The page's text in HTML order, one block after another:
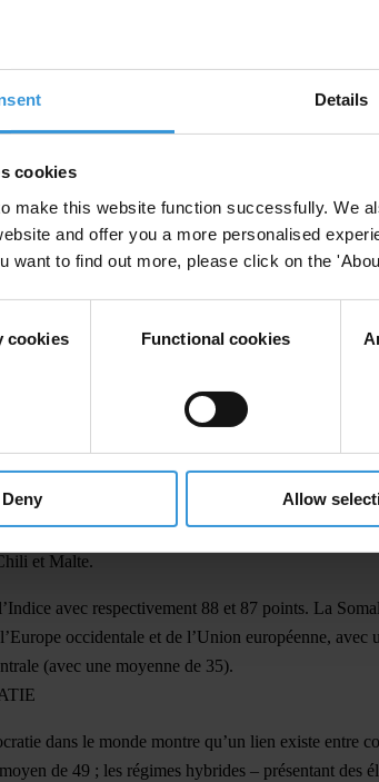
Details
cookies
make this website function successfully. We
and offer you a more personalised
want to find out more, please click on the
cookies Functional cookies
Deny Allow
(IPC) 2018, publié aujourd’hui par
dans le monde.
International : « Alors que de nombreuses
redoubler d’efforts pour renforcer les freins et
ces institutions sont faibles, moins elles sont en
pour mesurer la corruption du secteur public
site :www.transparency.org/cpi2018
moyen se situant seulement à 43. Depuis
et Malte.
avec respectivement 88 et 87 points. La
occidentale et de l’Union européenne,
(avec une moyenne de 35).
dans le monde montre qu’un lien existe
de 49 ; les régimes hybrides – présentant